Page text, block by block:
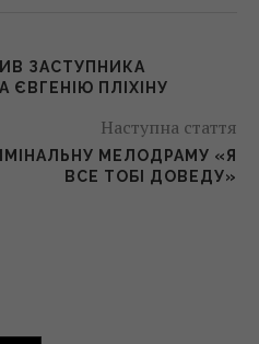
ЗАСТУПНИКА
ПЛІХІНУ
Наступна стаття
МЕЛОДРАМУ «Я
ВСЕ ТОБІ ДОВЕДУ»